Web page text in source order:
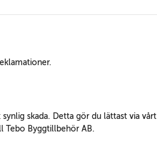
skada. Detta gör du lättast via vårt
Tebo Byggtillbehör AB.